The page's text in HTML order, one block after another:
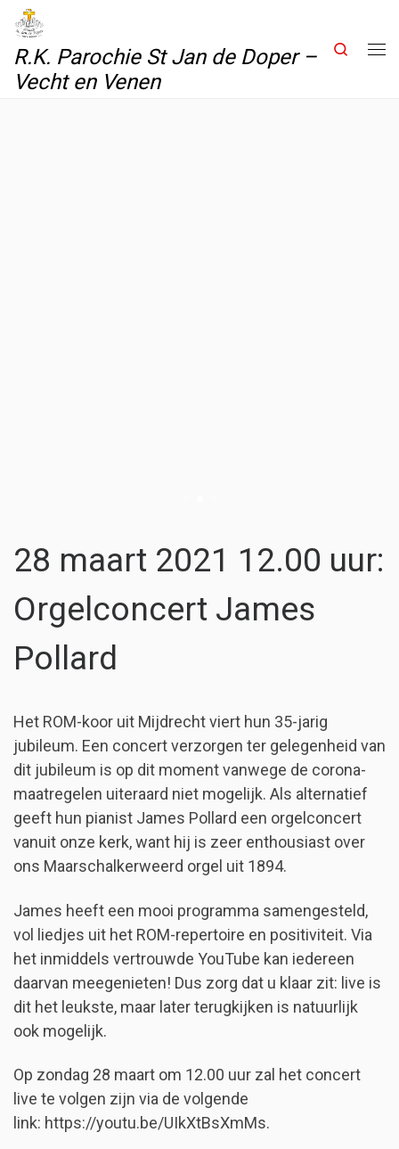
Skip to content
R.K. Parochie St Jan de Doper –
Vecht en Venen
Search
28 maart 2021 12.00 uur:
Orgelconcert James
Pollard
Het ROM-koor uit Mijdrecht viert hun 35-jarig
jubileum. Een concert verzorgen ter gelegenheid van
dit jubileum is op dit moment vanwege de corona-
maatregelen uiteraard niet mogelijk. Als alternatief
geeft hun pianist James Pollard een orgelconcert
vanuit onze kerk, want hij is zeer enthousiast over
ons Maarschalkerweerd orgel uit 1894.
James heeft een mooi programma samengesteld,
vol liedjes uit het ROM-repertoire en positiviteit. Via
het inmiddels vertrouwde YouTube kan iedereen
daarvan meegenieten! Dus zorg dat u klaar zit: live is
dit het leukste, maar later terugkijken is natuurlijk
ook mogelijk.
Op zondag 28 maart om 12.00 uur zal het concert
live te volgen zijn via de volgende
link: https://youtu.be/UIkXtBsXmMs.